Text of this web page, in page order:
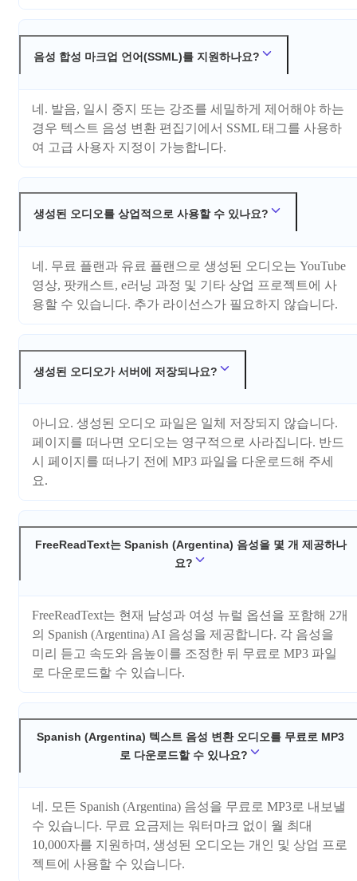
음성 합성 마크업 언어(SSML)를 지원하나요?
네. 발음, 일시 중지 또는 강조를 세밀하게 제어해야 하는
경우 텍스트 음성 변환 편집기에서 SSML 태그를 사용하
여 고급 사용자 지정이 가능합니다.
생성된 오디오를 상업적으로 사용할 수 있나요?
네. 무료 플랜과 유료 플랜으로 생성된 오디오는 YouTube
영상, 팟캐스트, e러닝 과정 및 기타 상업 프로젝트에 사
용할 수 있습니다. 추가 라이선스가 필요하지 않습니다.
생성된 오디오가 서버에 저장되나요?
아니요. 생성된 오디오 파일은 일체 저장되지 않습니다.
페이지를 떠나면 오디오는 영구적으로 사라집니다. 반드
시 페이지를 떠나기 전에 MP3 파일을 다운로드해 주세
요.
FreeReadText는 Spanish (Argentina) 음성을 몇 개 제공하나
요?
FreeReadText는 현재 남성과 여성 뉴럴 옵션을 포함해 2개
의 Spanish (Argentina) AI 음성을 제공합니다. 각 음성을
미리 듣고 속도와 음높이를 조정한 뒤 무료로 MP3 파일
로 다운로드할 수 있습니다.
Spanish (Argentina) 텍스트 음성 변환 오디오를 무료로 MP3
로 다운로드할 수 있나요?
네. 모든 Spanish (Argentina) 음성을 무료로 MP3로 내보낼
수 있습니다. 무료 요금제는 워터마크 없이 월 최대
10,000자를 지원하며, 생성된 오디오는 개인 및 상업 프로
젝트에 사용할 수 있습니다.